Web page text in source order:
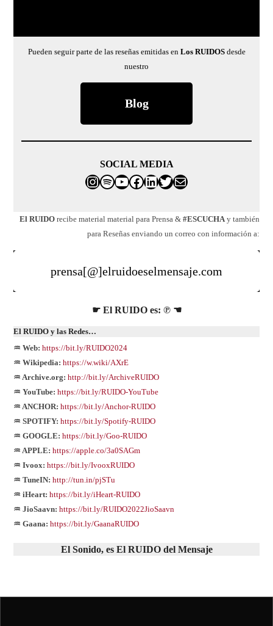
Pueden seguir parte de las reseñas emitidas en Los RUIDOSdesde
nuestro
Blog
SOCIAL MEDIA
Instagram
SpotifyFacebook
LinkedIn
Twitter
Correo electrónico
El RUIDOrecibe material material para Prensa & #ESCUCHAy también
para Reseñas enviando un correo con información a:
prensa[@]elruidoeselmensaje.com
☛ El RUIDO es: ℗ ☚
ElRUIDO y las Redes…
♒ Web: https://bit.ly/RUIDO2024
♒ Wikipedia: https://w.wiki/AXrE
♒ Archive.org: http://bit.ly/ArchiveRUIDO
♒ YouTube: https://bit.ly/RUIDO-YouTube
♒ ANCHOR: https://bit.ly/Anchor-RUIDO
♒ SPOTIFY: https://bit.ly/Spotify-RUIDO
♒ GOOGLE: https://bit.ly/Goo-RUIDO
♒ APPLE: https://apple.co/3a0SAGm
♒ Ivoox: https://bit.ly/IvooxRUIDO
♒ TuneIN: http://tun.in/pjSTu
♒ iHeart: https://bit.ly/iHeart-RUIDO
♒ JioSaavn: https://bit.ly/RUIDO2022JioSaavn
♒ Gaana: https://bit.ly/GaanaRUIDO
El Sonido, es El RUIDO del Mensaje